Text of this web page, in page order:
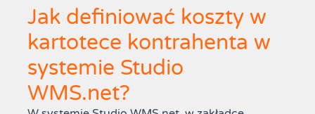
Jak definiować koszty w
kartotece kontrahenta w
systemie Studio
WMS.net?